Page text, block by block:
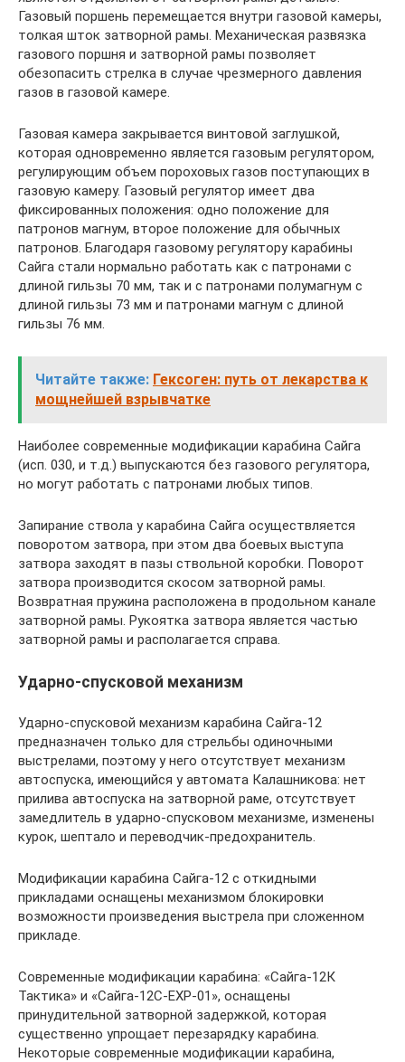
Газовый поршень перемещается внутри газовой камеры,
толкая шток затворной рамы. Механическая развязка
газового поршня и затворной рамы позволяет
обезопасить стрелка в случае чрезмерного давления
газов в газовой камере.
Газовая камера закрывается винтовой заглушкой,
которая одновременно является газовым регулятором,
регулирующим объем пороховых газов поступающих в
газовую камеру. Газовый регулятор имеет два
фиксированных положения: одно положение для
патронов магнум, второе положение для обычных
патронов. Благодаря газовому регулятору карабины
Сайга стали нормально работать как с патронами с
длиной гильзы 70 мм, так и с патронами полумагнум с
длиной гильзы 73 мм и патронами магнум с длиной
гильзы 76 мм.
Читайте также: Гексоген: путь от лекарства к
мощнейшей взрывчатке
Наиболее современные модификации карабина Сайга
(исп. 030, и т.д.) выпускаются без газового регулятора,
но могут работать с патронами любых типов.
Запирание ствола у карабина Сайга осуществляется
поворотом затвора, при этом два боевых выступа
затвора заходят в пазы ствольной коробки. Поворот
затвора производится скосом затворной рамы.
Возвратная пружина расположена в продольном канале
затворной рамы. Рукоятка затвора является частью
затворной рамы и располагается справа.
Ударно-спусковой механизм
Ударно-спусковой механизм карабина Сайга-12
предназначен только для стрельбы одиночными
выстрелами, поэтому у него отсутствует механизм
автоспуска, имеющийся у автомата Калашникова: нет
прилива автоспуска на затворной раме, отсутствует
замедлитель в ударно-спусковом механизме, изменены
курок, шептало и переводчик-предохранитель.
Модификации карабина Сайга-12 с откидными
прикладами оснащены механизмом блокировки
возможности произведения выстрела при сложенном
прикладе.
Современные модификации карабина: «Сайга-12К
Тактика» и «Сайга-12С-ЕХР-01», оснащены
принудительной затворной задержкой, которая
существенно упрощает перезарядку карабина.
Некоторые современные модификации карабина,